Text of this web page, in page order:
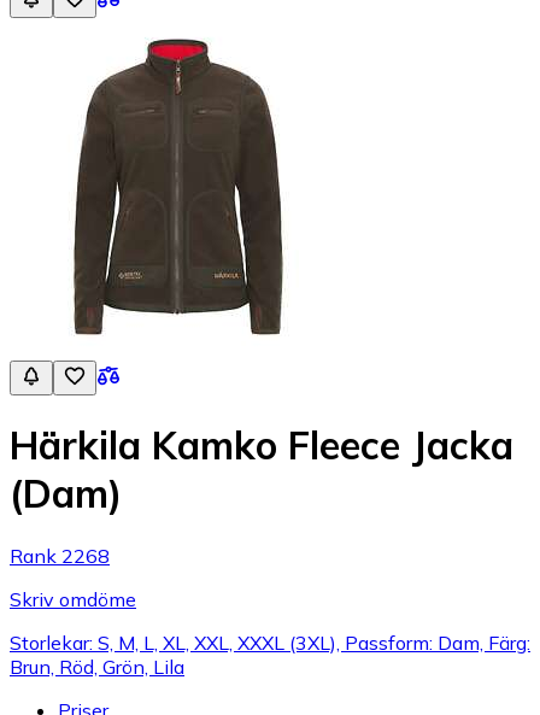
Härkila Kamko Fleece Jacka
(Dam)
Rank 2268
Skriv omdöme
Storlekar: S, M, L, XL, XXL, XXXL (3XL), Passform: Dam, Färg:
Brun, Röd, Grön, Lila
Priser